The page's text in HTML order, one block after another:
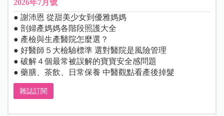
2026年7月號
● 謝沛恩 從甜美少女到優雅媽媽
● 剖婦產媽媽各階段照護大全
● 產檢與生產醫院怎麼選？
● 好醫師５大檢驗標準 選對醫院是風險管理
● 破解４個最常被誤解的寶寶安全感問題
● 藥膳、茶飲、日常保養 中醫觀點看產後掉髮
雜誌訂閱